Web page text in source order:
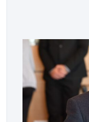
والمعطيات
أن المعني بالأمر
ومستمر وفقا […]